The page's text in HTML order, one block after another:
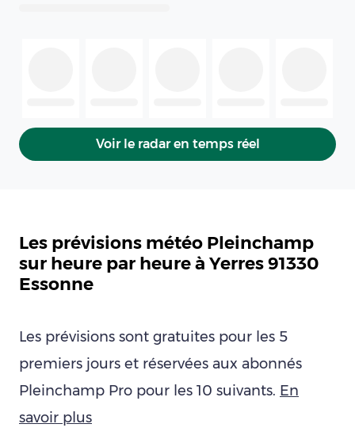
Voir le radar en temps réel
Les prévisions météo Pleinchamp
sur heure par heure à Yerres 91330
Essonne
Les prévisions sont gratuites pour les 5
premiers jours et réservées aux abonnés
Pleinchamp Pro pour les 10 suivants. En
savoir plus